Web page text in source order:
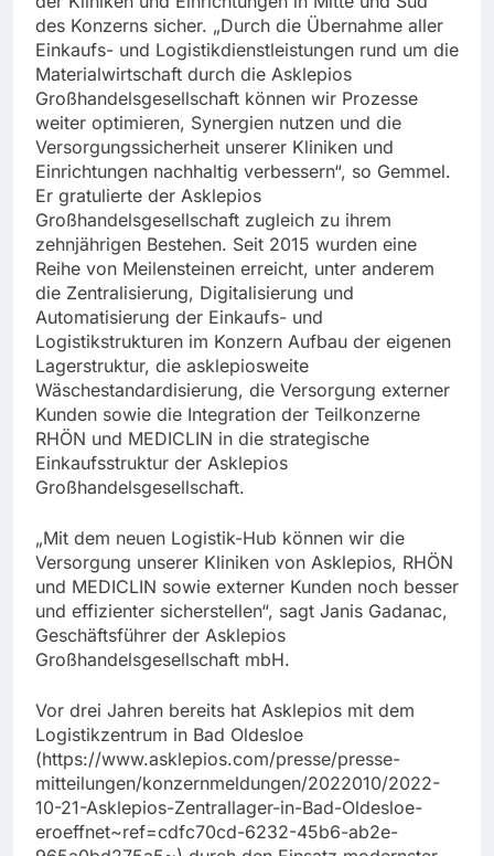
des Konzerns sicher. „Durch die Übernahme aller
Einkaufs- und Logistikdienstleistungen rund um die
Materialwirtschaft durch die Asklepios
Großhandelsgesellschaft können wir Prozesse
weiter optimieren, Synergien nutzen und die
Versorgungssicherheit unserer Kliniken und
Einrichtungen nachhaltig verbessern“, so Gemmel.
Er gratulierte der Asklepios
Großhandelsgesellschaft zugleich zu ihrem
zehnjährigen Bestehen. Seit 2015 wurden eine
Reihe von Meilensteinen erreicht, unter anderem
die Zentralisierung, Digitalisierung und
Automatisierung der Einkaufs- und
Logistikstrukturen im Konzern Aufbau der eigenen
Lagerstruktur, die asklepiosweite
Wäschestandardisierung, die Versorgung externer
Kunden sowie die Integration der Teilkonzerne
RHÖN und MEDICLIN in die strategische
Einkaufsstruktur der Asklepios
Großhandelsgesellschaft.
„Mit dem neuen Logistik-Hub können wir die
Versorgung unserer Kliniken von Asklepios, RHÖN
und MEDICLIN sowie externer Kunden noch besser
und effizienter sicherstellen“, sagt Janis Gadanac,
Geschäftsführer der Asklepios
Großhandelsgesellschaft mbH.
Vor drei Jahren bereits hat Asklepios mit dem
Logistikzentrum in Bad Oldesloe
(https://www.asklepios.com/presse/presse-
mitteilungen/konzernmeldungen/2022010/2022-
10-21-Asklepios-Zentrallager-in-Bad-Oldesloe-
eroeffnet~ref=cdfc70cd-6232-45b6-ab2e-